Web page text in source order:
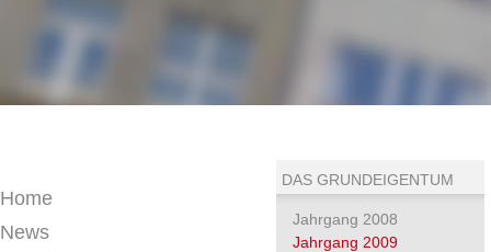
Home
News
DAS GRUNDEIGENTUM
Jahrgang 2008
Jahrgang 2009